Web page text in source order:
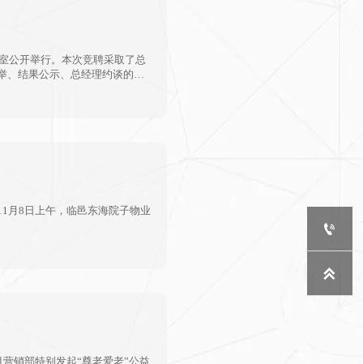
公开举行。本次竞聘采取了总
结果公示、总经理约谈的程
月8日上午，临邑东海院子物业
销部特别发起“尊老爱老”公益

